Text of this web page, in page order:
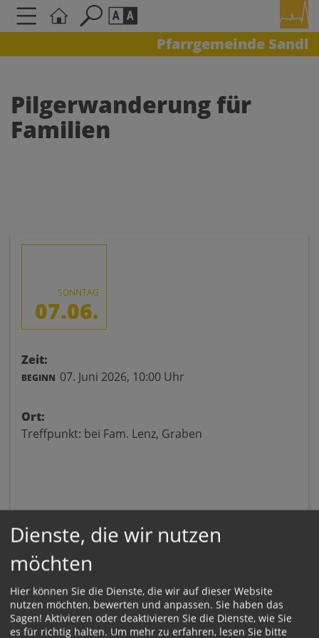
Pfarrgemeinde Sandl
Schriftgröße
AAA
Pilgerwanderung für
Familien
SONNTAG
07.06.
Zeit:
BEGINN 07. Juni 2026, 10:00 Uhr
Ort:
Treffpunkt: bei Fam. Lenz, Graben
Dienste, die wir nutzen
möchten
Hier können Sie die Dienste, die wir auf dieser Website
nutzen möchten, bewerten und anpassen. Sie haben das
Sagen! Aktivieren oder deaktivieren Sie die Dienste, wie Sie
es für richtig halten. Um mehr zu erfahren, lesen Sie bitte